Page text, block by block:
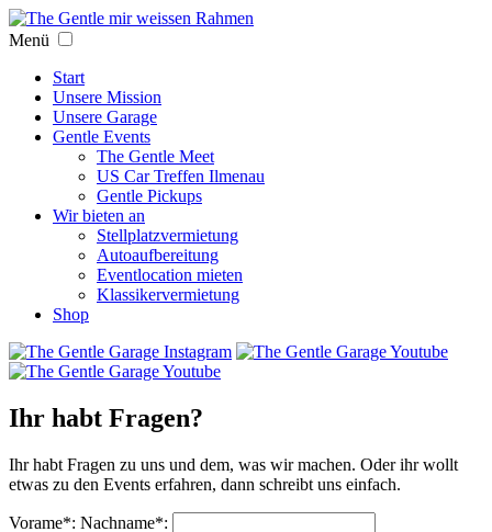
Menü
Start
Unsere Mission
Unsere Garage
Gentle Events
The Gentle Meet
US Car Treffen Ilmenau
Gentle Pickups
Wir bieten an
Stellplatzvermietung
Autoaufbereitung
Eventlocation mieten
Klassikervermietung
Shop
Ihr habt Fragen?
Ihr habt Fragen zu uns und dem, was wir machen. Oder ihr wollt
etwas zu den Events erfahren, dann schreibt uns einfach.
Vorame*: Nachname*: